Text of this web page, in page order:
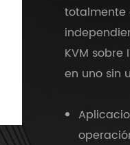
totalmente
KVM
en uno sin